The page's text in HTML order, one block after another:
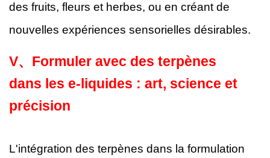
des fruits, fleurs et herbes, ou en créant de
nouvelles expériences sensorielles désirables.
V、 Formuler avec des terpènes
dans les e-liquides : art, science et
précision
L'intégration des terpènes dans la formulation